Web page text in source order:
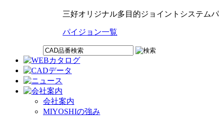
三好オリジナル多目的ジョイントシステム
パイジョン一覧
会社案内
MIYOSHIの強み